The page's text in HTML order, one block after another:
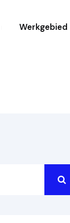
Werkgebied